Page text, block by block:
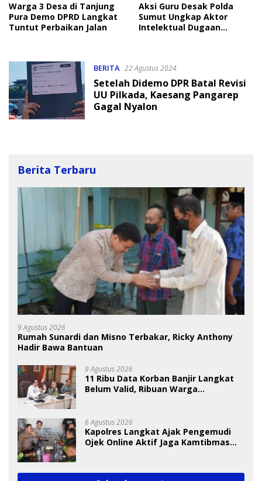
Warga 3 Desa di Tanjung
Pura Demo DPRD Langkat
Tuntut Perbaikan Jalan
Aksi Guru Desak Polda
Sumut Ungkap Aktor
Intelektual Dugaan
BERITA 22 Agustus 2024
Setelah Didemo DPR Batal Revisi
UU Pilkada, Kaesang Pangarep
Gagal Nyalon
Berita Terbaru
9 Agustus 2026
Rumah Sunardi dan Misno Terbakar, Ricky Anthony
Hadir Bawa Bantuan
9 Agustus 2026
11 Ribu Data Korban Banjir Langkat
Belum Valid, Ribuan Warga
6 Agustus 2026
Kapolres Langkat Ajak Pengemudi
Ojek Online Aktif Jaga Kamtibmas